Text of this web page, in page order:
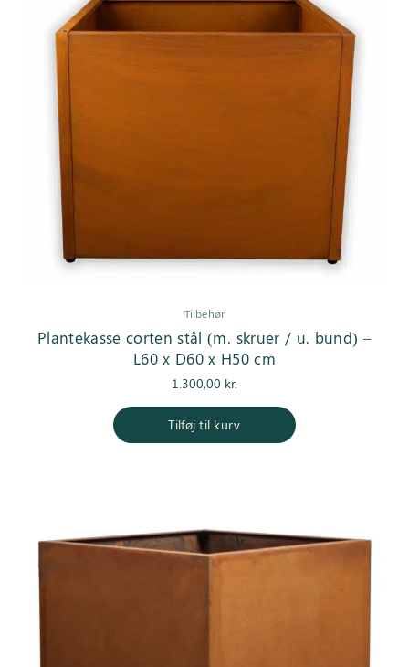
Tilbehør
Plantekasse corten stål (m. skruer / u. bund) –
L60 x D60 x H50 cm
1.300,00 kr.
Tilføj til kurv